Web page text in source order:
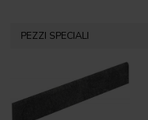
PEZZI SPECIALI